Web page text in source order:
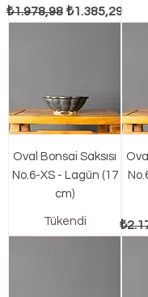
Normal Fiyat
₺1.978,98 İndirimli Fiyat
₺1.385,29
Oval Bonsai Saksısı
No.6-XS - Lagün (17
cm)
Tükendi